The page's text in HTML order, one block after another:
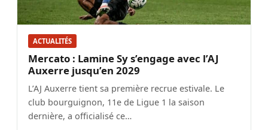
ACTUALITÉS
Mercato : Lamine Sy s’engage avec l’AJ
Auxerre jusqu’en 2029
L’AJ Auxerre tient sa première recrue estivale. Le
club bourguignon, 11e de Ligue 1 la saison
dernière, a officialisé ce…